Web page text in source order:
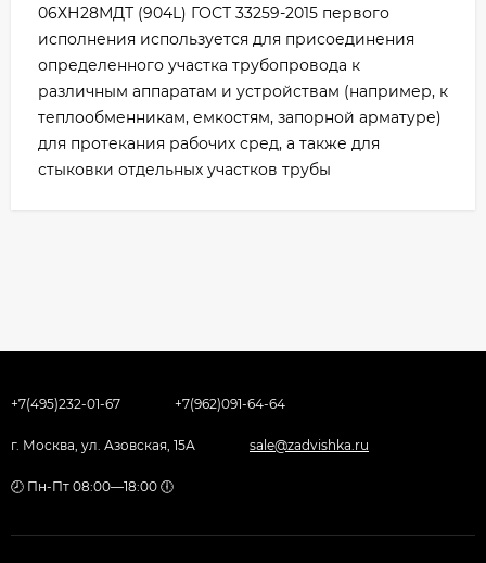
06ХН28МДТ (904L) ГОСТ 33259-2015 первого
исполнения используется для присоединения
определенного участка трубопровода к
различным аппаратам и устройствам (например, к
теплообменникам, емкостям, запорной арматуре)
для протекания рабочих сред, а также для
стыковки отдельных участков трубы
+7(495)232-01-67 +7(962)091-64-64
г. Москва, ул. Азовская, 15А sale@zadvishka.ru
🕗 Пн-Пт 08:00—18:00 🕕